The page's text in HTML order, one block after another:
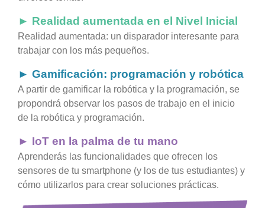
► Realidad aumentada en el Nivel Inicial
Realidad aumentada: un disparador interesante para
trabajar con los más pequeños.
► Gamificación: programación yrobótica
A partir de gamificar la robótica y la programación, se
propondrá observar los pasos de trabajo en el inicio
de la robótica y programación.
► IoT en la palma de tu mano
Aprenderás las funcionalidades que ofrecen los
sensores de tu smartphone (y los de tus estudiantes) y
cómo utilizarlos para crear soluciones prácticas.